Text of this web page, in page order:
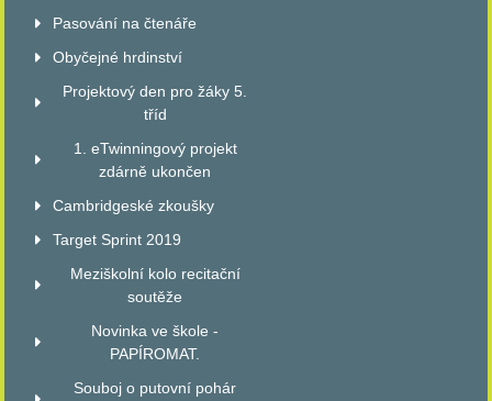
Pasování na čtenáře
Obyčejné hrdinství
Projektový den pro žáky 5.
tříd
1. eTwinningový projekt
zdárně ukončen
Cambridgeské zkoušky
Target Sprint 2019
Meziškolní kolo recitační
soutěže
Novinka ve škole -
PAPÍROMAT.
Souboj o putovní pohár